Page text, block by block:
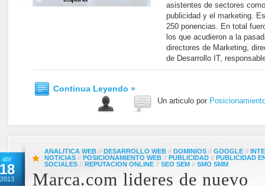
asistentes de sectores
publicidad y el marketing.
250 ponencias. En total
los que acudieron a la
directores de Marketing,
de Desarrollo IT,
Continua Leyendo »
Un articulo por
abr
18
2013
ANALITICA WEB // DESARROLLO WEB // DOMINIOS // GOOGLE //
NOTICIAS // POSICIONAMIENTO WEB // PUBLICIDAD // PUBLICIDAD
SOCIALES // REPUTACION ONLINE // SEO SEM // SMO SMM
Marca.com lideres de nuevo